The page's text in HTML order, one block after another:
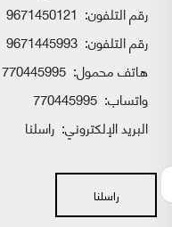
رقم التلفون: 9671450121
رقم التلفون: 9671445993
هاتف محمول: 770445995
واتساب:
البريد الإلكتروني: راسلنا
راسلنا